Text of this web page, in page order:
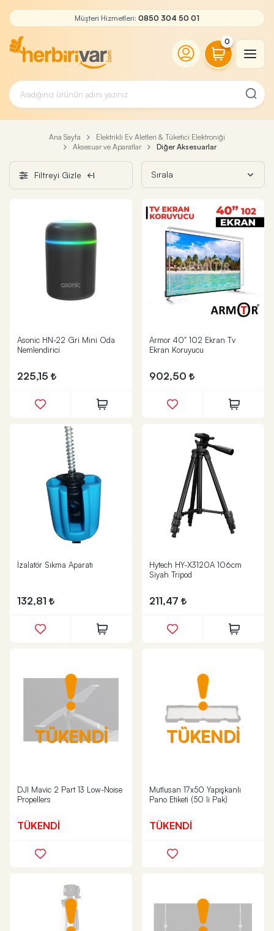
Müşteri Hizmetleri: 0850 304 50 01
0
Ana Sayfa
Elektrikli Ev Aletleri & Tüketici Elektroniği
Aksesuar ve Aparatlar
Diğer Aksesuarlar
Filtreyi Gizle
Asonic HN-22 Gri Mini Oda
Nemlendirici
225,15
Armor 40" 102 Ekran Tv
Ekran Koruyucu
902,50
İzalatör Sıkma Aparatı
132,81
Hytech HY-X3120A 106cm
Siyah Tripod
211,47
TÜKENDİ
DJI Mavic 2 Part 13 Low-Noise
Propellers
TÜKENDİ
TÜKENDİ
Mutlusan 17x50 Yapışkanlı
Pano Etiketi (50 li Pak)
TÜKENDİ